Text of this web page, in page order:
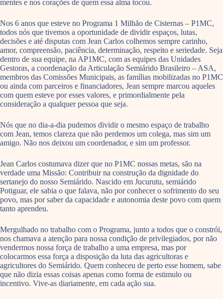
mentes e nos corações de quem essa alma tocou.
Nos 6 anos que esteve no Programa 1 Milhão de Cisternas – P1MC,
todos nós que tivemos a oportunidade de dividir espaços, lutas,
decisões e até disputas com Jean Carlos colhemos sempre carinho,
amor, compreensão, paciência, determinação, respeito e seriedade. Seja
dentro de sua equipe, na AP1MC, com as equipes das Unidades
Gestoras, a coordenação da Articulação Semiárido Brasileiro – ASA,
membros das Comissões Municipais, as famílias mobilizadas no P1MC
ou ainda com parceiros e financiadores, Jean sempre marcou aqueles
com quem esteve por esses valores, e primordialmente pela
consideração a qualquer pessoa que seja.
Nós que no dia-a-dia pudemos dividir o mesmo espaço de trabalho
com Jean, temos clareza que não perdemos um colega, mas sim um
amigo. Não nos deixou um coordenador, e sim um professor.
Jean Carlos costumava dizer que no P1MC nossas metas, são na
verdade uma Missão: Contribuir na construção da dignidade do
sertanejo do nosso Semiárido. Nascido em Jucurutu, semiárido
Potiguar, ele sabia o que falava, não por conhecer o sofrimento do seu
povo, mas por saber da capacidade e autonomia deste povo com quem
tanto aprendeu.
Mergulhado no trabalho com o Programa, junto a todos que o constrói,
nos chamava a atenção para nossa condição de privilegiados, por não
vendermos nossa força de trabalho a uma empresa, mas por
colocarmos essa força a disposição da luta das agricultoras e
agricultores do Semiárido. Quem conheceu de perto esse homem, sabe
que não dizia essas coisas apenas como forma de estimulo ou
incentivo. Vive-as diariamente, em cada ação sua.